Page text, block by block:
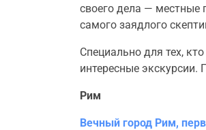
своего дела — местные
самого заядлого
Специально для тех,
интересные
Рим
Вечный город Рим,